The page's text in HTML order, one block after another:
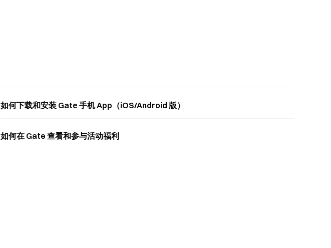
如何下载和安装 Gate 手机 App（iOS/Android 版）
如何在 Gate 查看和参与活动福利